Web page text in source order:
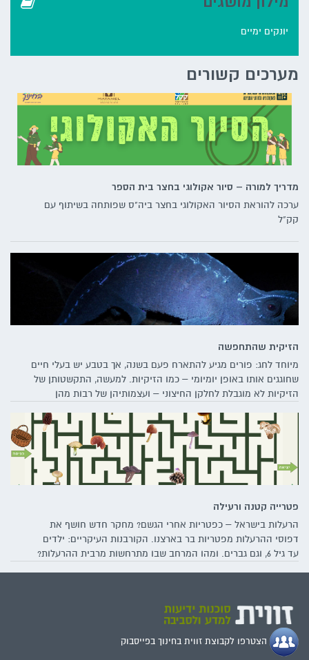
יונקים ימיים
מערכים קשורים
מדריך למורה – סיור אקולוגי בחצר בית הספר
ערכה להוראת הסיור האקולוגי בחצר ביה"ס שפותחה בשיתוף עם
קק"ל
הזיקית שהתחפשה
מיוחד לחג: פורים מגיע להתארח פעם בשנה, אך בטבע יש בעלי חיים
שחוגגים אותו באופן יומיומי – כמו הזיקיות. למעשה, התקשטותן של
הזיקיות לא מוגבלת לחלקן החיצוני – ועצמותיהן של רבות מהן
להפתיע בתחפושות מקוריות שיכולות להוות השראה לקראת החג
הצבעוני ביותר שלנו
פטרייה קטנה ורעילה
הרעלות בישראל – כפטריות אחרי הגשם? מחקר חדש חושף את
דפוסי ההרעלות מפטריות בר בארצנו. הקורבנות העיקריים: ילדים
עד גיל 6, וגם גברים. ומהו המרחב שבו מתרחשות מרבית ההרעלות?
הצטרפו לקבוצת זווית בחינוך בפייסבוק